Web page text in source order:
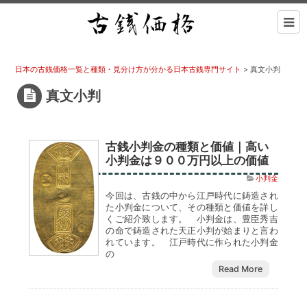
日本の古銭価格一覧と種類・見分け方が分かる日本古銭専門サイト >真文小判
真文小判
古銭小判金の種類と価値｜高い
小判金は９００万円以上の価値
小判金
今回は、古銭の中から江戸時代に鋳造され
た小判金について、その種類と価値を詳し
くご紹介致します。 小判金は、豊臣秀吉
の命で鋳造された天正小判が始まりと言わ
れています。 江戸時代に作られた小判金
の
Read More